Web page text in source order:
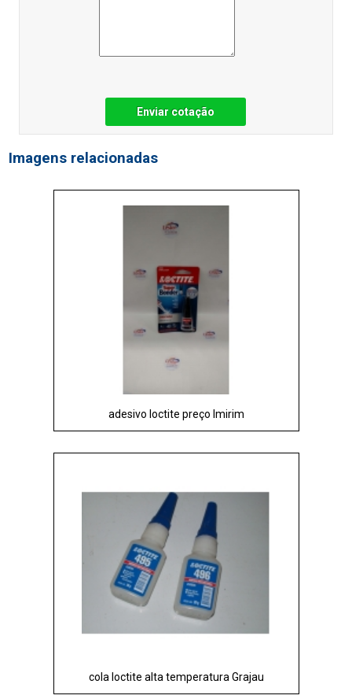
Enviar cotação
Imagens relacionadas
adesivo loctite preço Imirim
cola loctite alta temperatura Grajau